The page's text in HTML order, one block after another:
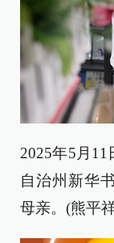
2025年5月
自治州新华
母亲。(熊平